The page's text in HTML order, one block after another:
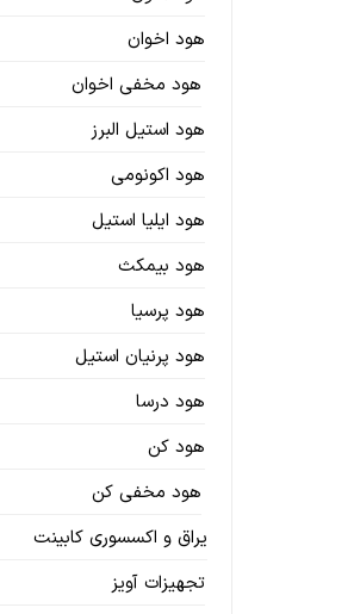
هود اخوان
هود مخفی اخوان
هود استیل البرز
هود اکونومی
هود ایلیا استیل
هود بیمکث
هود پرسیا
هود پرنیان استیل
هود درسا
هود کن
هود مخفی کن
یراق و اکسسوری کابینت
تجهیزات آویز